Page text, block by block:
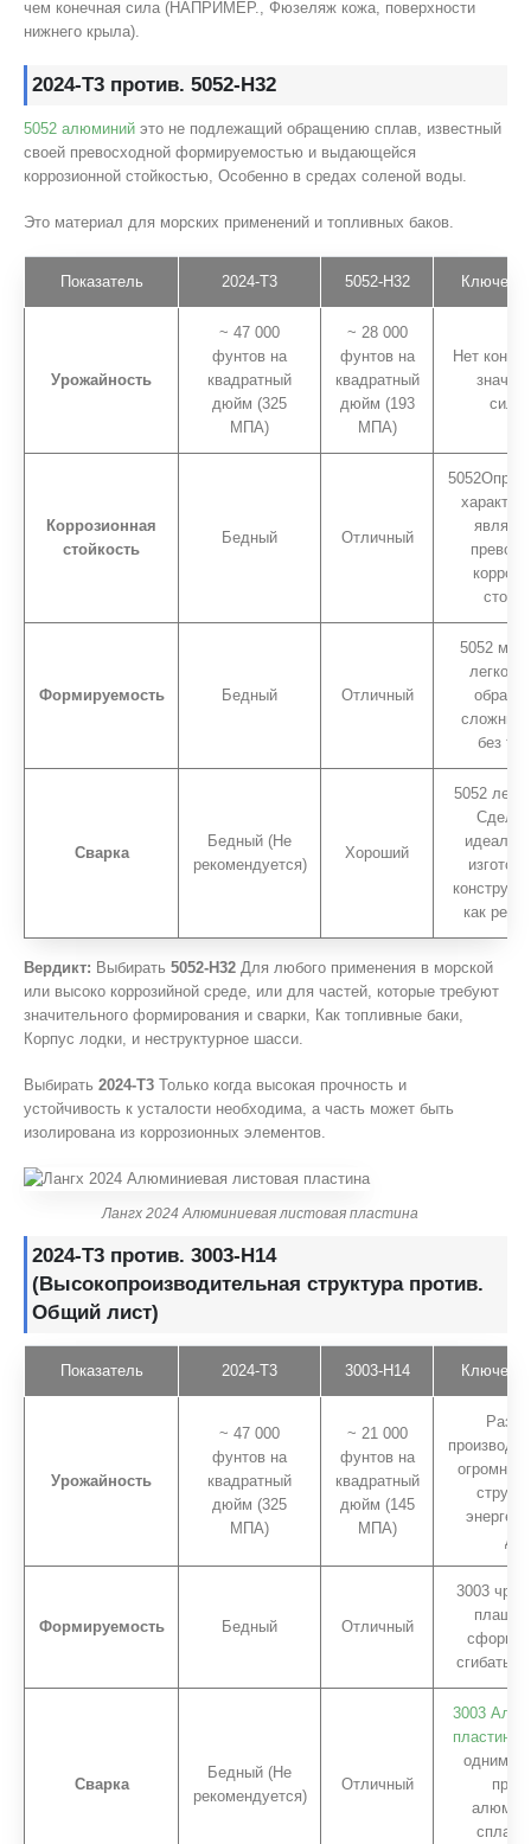
чем конечная сила (НАПРИМЕР., Фюзеляж кожа, поверхности
нижнего крыла).
2024-T3 против. 5052-H32
5052 алюминий это не подлежащий обращению сплав, известный
своей превосходной формируемостью и выдающейся
коррозионной стойкостью, Особенно в средах соленой воды.
Это материал для морских применений и топливных баков.
Показатель 2024-T3 5052-H32
Урожайность
~ 47 000
фунтов на
квадратный
дюйм (325
МПА)
~ 28 000
фунтов на
квадратный
дюйм (193
МПА)
Нет
Коррозионная
стойкость
Бедный Отличный
Формируемость Бедный Отличный
5052
легко
без
Сварка
Бедный (Не
рекомендуется)
Хороший
5052
как
Вердикт: Выбирать 5052-H32 Для любого применения в морской
или высоко коррозийной среде, или для частей, которые требуют
значительного формирования и сварки, Как топливные баки,
Корпус лодки, и неструктурное шасси.
Выбирать 2024-T3 Только когда высокая прочность и
устойчивость к усталости необходима, а часть может быть
изолирована из коррозионных элементов.
Лангх 2024 Алюминиевая листовая пластина
2024-T3 против. 3003-H14
(Высокопроизводительная структура против.
Общий лист)
Показатель 2024-T3 3003-H14
Урожайность
~ 47 000
фунтов на
квадратный
дюйм (325
МПА)
~ 21 000
фунтов на
квадратный
дюйм (145
МПА)
огромна.
Формируемость Бедный Отличный
3003
плащ и
сгибать,
Сварка
Бедный (Не
рекомендуется)
Отличный
3003
пластина
одним